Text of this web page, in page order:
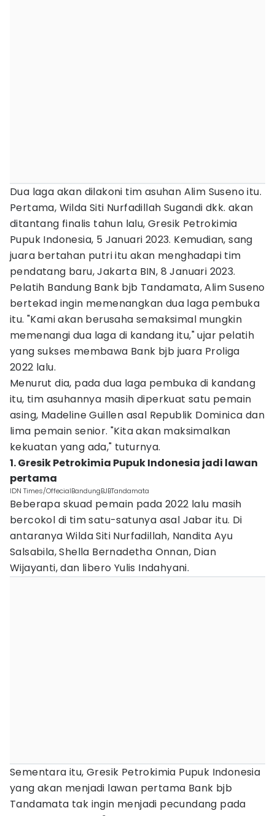
Dua laga akan dilakoni tim asuhan Alim Suseno itu.
Pertama, Wilda Siti Nurfadillah Sugandi dkk. akan
ditantang finalis tahun lalu, Gresik Petrokimia
Pupuk Indonesia, 5 Januari 2023. Kemudian, sang
juara bertahan putri itu akan menghadapi tim
pendatang baru, Jakarta BIN, 8 Januari 2023.
Pelatih Bandung Bank bjb Tandamata, Alim Suseno
bertekad ingin memenangkan dua laga pembuka
itu. "Kami akan berusaha semaksimal mungkin
memenangi dua laga di kandang itu," ujar pelatih
yang sukses membawa Bank bjb juara Proliga
2022 lalu.
Menurut dia, pada dua laga pembuka di kandang
itu, tim asuhannya masih diperkuat satu pemain
asing, Madeline Guillen asal Republik Dominica dan
lima pemain senior. "Kita akan maksimalkan
kekuatan yang ada," tuturnya.
1. Gresik Petrokimia Pupuk Indonesia jadi lawan
pertama
IDN Times/OffecialBandungBJBTandamata
Beberapa skuad pemain pada 2022 lalu masih
bercokol di tim satu-satunya asal Jabar itu. Di
antaranya Wilda Siti Nurfadillah, Nandita Ayu
Salsabila, Shella Bernadetha Onnan, Dian
Wijayanti, dan libero Yulis Indahyani.
Sementara itu, Gresik Petrokimia Pupuk Indonesia
yang akan menjadi lawan pertama Bank bjb
Tandamata tak ingin menjadi pecundang pada